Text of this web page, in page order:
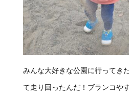
みんな大好きな公園に行ってき
て走り回ったんだ！ブランコや